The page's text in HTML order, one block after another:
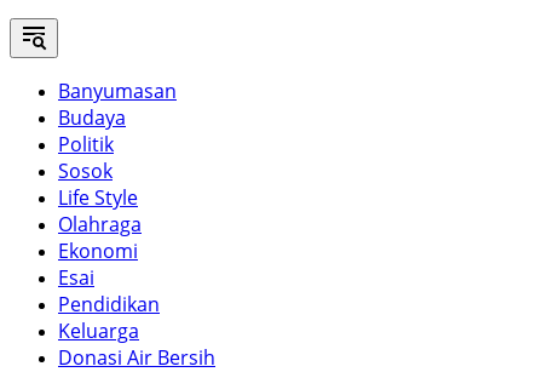
Banyumasan
Budaya
Politik
Sosok
Life Style
Olahraga
Ekonomi
Esai
Pendidikan
Keluarga
Donasi Air Bersih